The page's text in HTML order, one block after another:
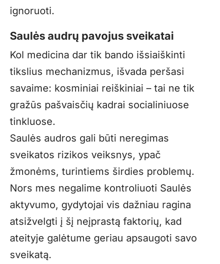
ignoruoti.
Saulės audrų pavojus sveikatai
Kol medicina dar tik bando išsiaiškinti
tikslius mechanizmus, išvada peršasi
savaime: kosminiai reiškiniai – tai ne tik
gražūs pašvaisčių kadrai socialiniuose
tinkluose.
Saulės audros gali būti neregimas
sveikatos rizikos veiksnys, ypač
žmonėms, turintiems širdies problemų.
Nors mes negalime kontroliuoti Saulės
aktyvumo, gydytojai vis dažniau ragina
atsižvelgti į šį neįprastą faktorių, kad
ateityje galėtume geriau apsaugoti savo
sveikatą.